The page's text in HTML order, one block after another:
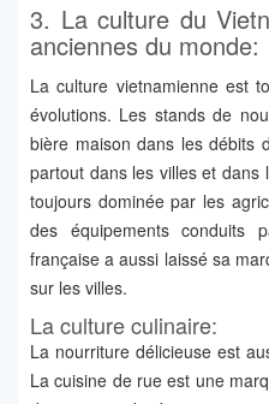
3. La culture du
anciennes du monde:
La culture vietnamienne est
évolutions. Les stands de
bière maison dans les débits
partout dans les villes et
toujours dominée par les
des équipements conduits
française a aussi laissé sa
sur les villes.
La culture culinaire:
La nourriture délicieuse est
La cuisine de rue est une